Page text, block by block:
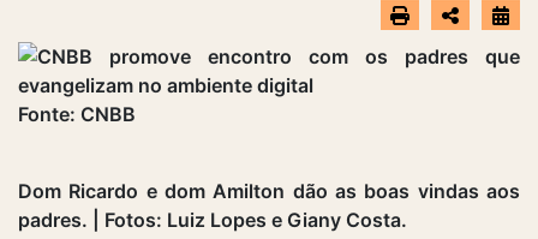
Fonte: CNBB
Dom Ricardo e dom Amilton dão as boas vindas aos
padres. | Fotos: Luiz Lopes e Giany Costa.